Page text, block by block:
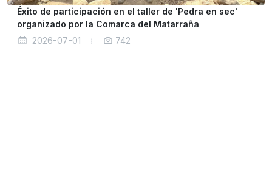
Éxito de participación en el taller de 'Pedra en sec'
organizado por la Comarca del Matarraña
2026-07-01
742